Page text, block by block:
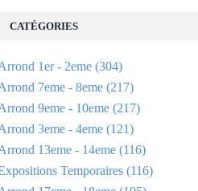
CATÉGORIES
1er - 2eme (304)
7eme - 8eme (217)
9eme - 10eme (217)
3eme - 4eme (121)
13eme - 14eme (116)
Temporaires (116)